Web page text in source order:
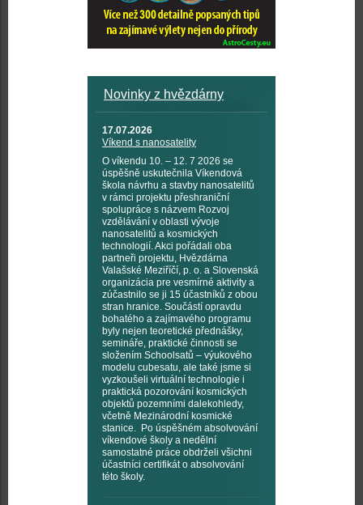
Novinky z hvězdárny
17.07.2026
Víkend s nanosatelity
O víkendu 10. – 12. 7 2026 se
úspěšně uskutečnila Víkendová
škola návrhu a stavby nanosatelitů
v rámci projektu přeshraniční
spolupráce s názvem Rozvoj
vzdělávání v oblasti vývoje
nanosatelitů a kosmických
technologií. Akci pořádali oba
partneři projektu, Hvězdárna
Valašské Meziříčí, p. o. a Slovenská
organizácia pre vesmírné aktivity a
zúčastnilo se ji 15 účastníků z obou
stran hranice. Součástí opravdu
bohatého a zajímavého programu
byly nejen teoretické přednášky,
semináře, praktické činnosti se
složením Schoolsatů – výukového
modelu cubesatu, ale také jsme si
vyzkoušeli virtuální technologie i
praktická pozorování kosmických
objektů pozemními dalekohledy,
včetně Mezinárodní kosmické
stanice. Po úspěšném absolvování
víkendové školy a nedělní
samostatné práce obdrželi všichni
účastníci certifikát o absolvování
této školy.